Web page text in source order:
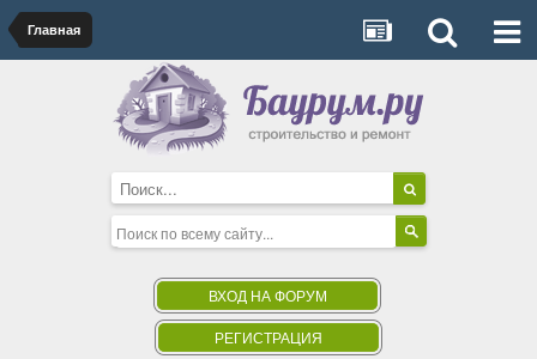
Главная
ВХОД НА ФОРУМ
РЕГИСТРАЦИЯ